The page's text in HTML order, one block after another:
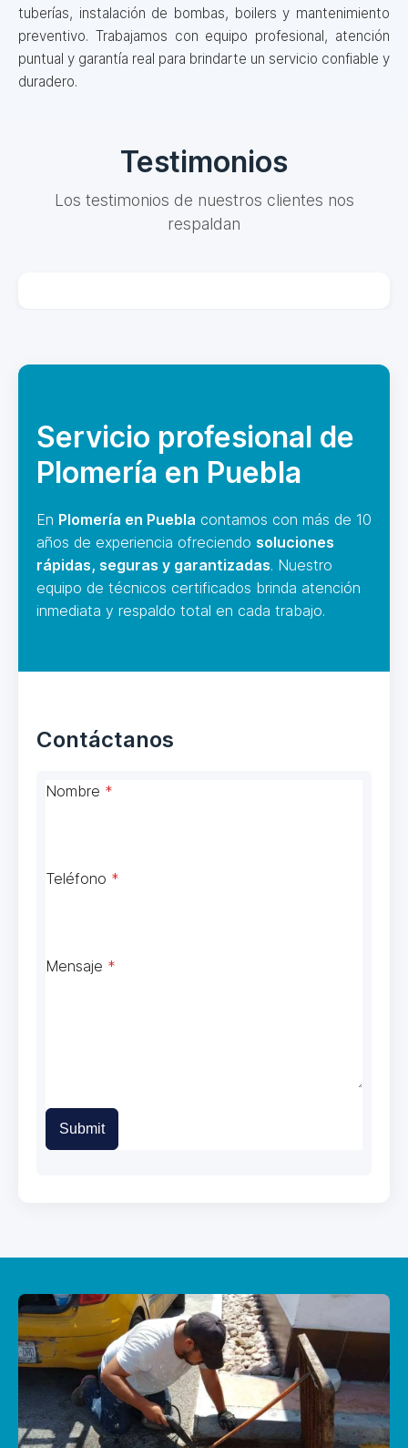
tuberías, instalación de bombas, boilers y mantenimiento
preventivo. Trabajamos con equipo profesional, atención
puntual y garantía real para brindarte un servicio confiable y
duradero.
Testimonios
Los testimonios de nuestros clientes nos
respaldan
Servicio profesional de
Plomería en Puebla
En Plomería en Puebla contamos con más de 10
años de experiencia ofreciendo soluciones
rápidas, seguras y garantizadas. Nuestro
equipo de técnicos certificados brinda atención
inmediata y respaldo total en cada trabajo.
Contáctanos
Nombre *
Teléfono *
Mensaje *
Submit